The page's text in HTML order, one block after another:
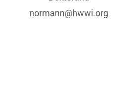
normann@hwwi.org